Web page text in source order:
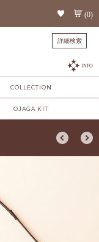
(0)
詳細検索
INFO
COLLECTION
OJAGA KIT